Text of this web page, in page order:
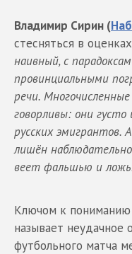
Владимир Сирин (
стесняться в
наивный, с
провинциальными
речи.
говорливы: они
русских эмигрантов.
лишён
веет фальшью и
Ключом к
называет неудачное
футбольного матча